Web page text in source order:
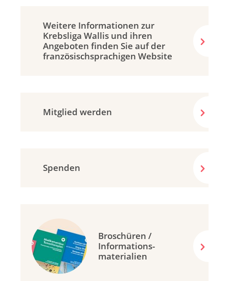
Weitere Informationen zur
Krebsliga Wallis und ihren
Angeboten finden Sie auf der
französisch­sprachigen Website
Mitglied werden
Spenden
Broschüren /
Informations-
materialien